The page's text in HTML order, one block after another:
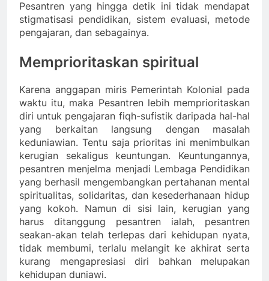
Pesantren yang hingga detik ini tidak mendapat
stigmatisasi pendidikan, sistem evaluasi, metode
pengajaran, dan sebagainya.
Memprioritaskan spiritual
Karena anggapan miris Pemerintah Kolonial pada
waktu itu, maka Pesantren lebih memprioritaskan
diri untuk pengajaran fiqh-sufistik daripada hal-hal
yang berkaitan langsung dengan masalah
keduniawian. Tentu saja prioritas ini menimbulkan
kerugian sekaligus keuntungan. Keuntungannya,
pesantren menjelma menjadi Lembaga Pendidikan
yang berhasil mengembangkan pertahanan mental
spiritualitas, solidaritas, dan kesederhanaan hidup
yang kokoh. Namun di sisi lain, kerugian yang
harus ditanggung pesantren ialah, pesantren
seakan-akan telah terlepas dari kehidupan nyata,
tidak membumi, terlalu melangit ke akhirat serta
kurang mengapresiasi diri bahkan melupakan
kehidupan duniawi.